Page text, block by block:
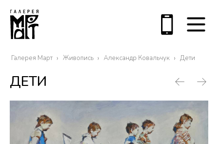
Галерея Март Живопись Александр Ковальчук Дети
ДЕТИ